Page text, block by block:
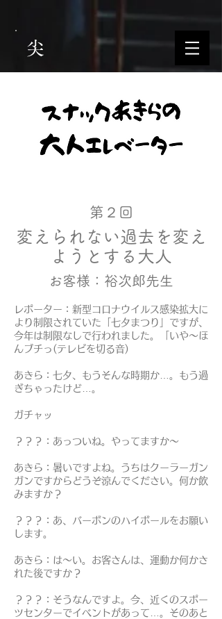
尖
第２回
変えられない過去を変え
ようとする大人
お客様​：裕次郎先生
レポーター：新型コロナウイルス感染拡大に
より制限されていた「七夕まつり」ですが、
今年は制限なしで行われました。「いや～ほ
んブチっ(テレビを切る音)
あきら：七夕、もうそんな時期か…。もう過
ぎちゃったけど…。
ガチャッ
？？？：あっついね。やってますか～
あきら：暑いですよね。うちはクーラーガン
ガンですからどうぞ涼んでください。何か飲
みますか？
？？？：あ、バーボンのハイボールをお願い
します。
あきら：は～い。お客さんは、運動か何かさ
れた後ですか？
？？？：そうなんですよ。今、近くのスポー
ツセンターでイベントがあって…。そのあと